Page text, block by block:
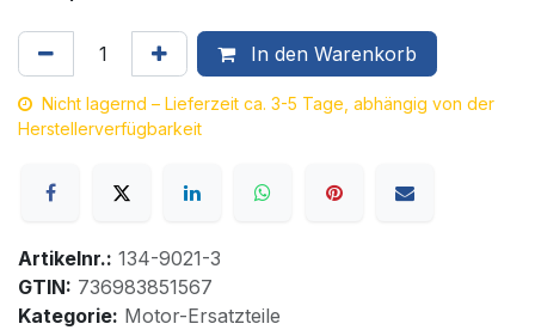
In den Warenkorb
Nicht lagernd – Lieferzeit ca. 3-5 Tage, abhängig von der
Herstellerverfügbarkeit
Artikelnr.: 134-9021-3
GTIN: 736983851567
Kategorie: Motor-Ersatzteile